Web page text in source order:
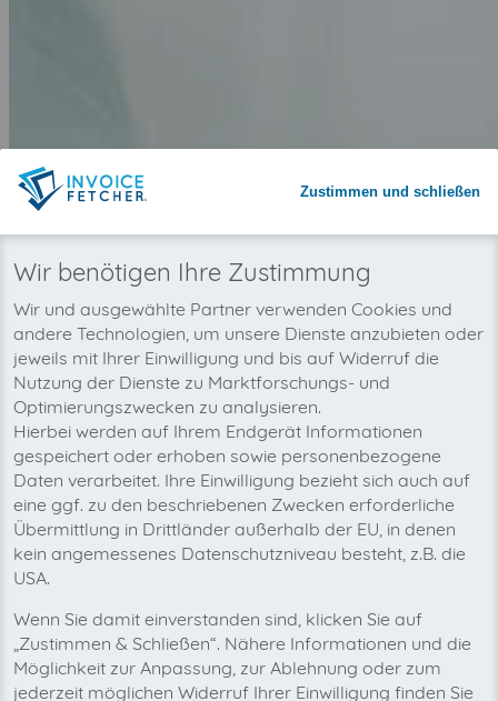
Warum invoicefetcher®:
Wir wollen auch bald Ihre idealo-
Rechnungen automatisch abholen!
Zustimmen und schließen
Wir benötigen Ihre Zustimmung
Wir und ausgewählte Partner verwenden Cookies und
andere Technologien, um unsere Dienste anzubieten oder
jeweils mit Ihrer Einwilligung und bis auf Widerruf die
Nutzung der Dienste zu Marktforschungs- und
Optimierungszwecken zu analysieren.
Hierbei werden auf Ihrem Endgerät Informationen
gespeichert oder erhoben sowie personenbezogene
Daten verarbeitet. Ihre Einwilligung bezieht sich auch auf
eine ggf. zu den beschriebenen Zwecken erforderliche
Übermittlung in Drittländer außerhalb der EU, in denen
kein angemessenes Datenschutzniveau besteht, z.B. die
USA.
Wenn Sie damit einverstanden sind, klicken Sie auf
„Zustimmen & Schließen“. Nähere Informationen und die
Möglichkeit zur Anpassung, zur Ablehnung oder zum
jederzeit möglichen Widerruf Ihrer Einwilligung finden Sie